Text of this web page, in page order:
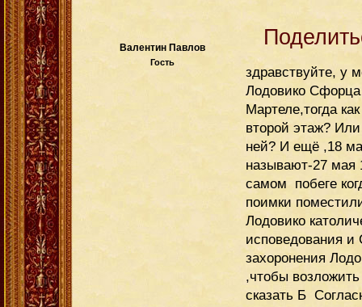
Валентин Павлов
Гость
здравствуйте, у
Лодовико
Мартеле,тогда
второй этаж?
ней? И ещё ,18
называют-27 мая
самом побеге
поимки
Лодовико
исповедования и
захоронения
,чтобы
сказать Б